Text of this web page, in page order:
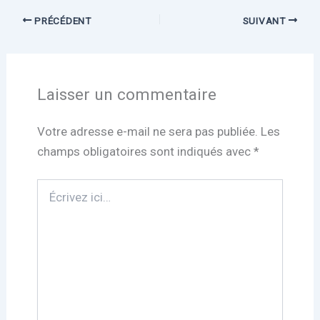
PRÉCÉDENT SUIVANT
Laisser un commentaire
Votre adresse e-mail ne sera pas publiée. Les
champs obligatoires sont indiqués avec *
ici…